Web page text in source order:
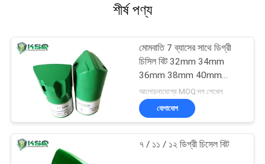
শীর্ষ পণ্য
মোমবাতি 7 ব্যাসের সাথে ডিগ্রী
চিসিল বিট 32mm 34mm
36mm 38mm 40mm
42mm
আলোচনাযোগ্য MOQ:দশ শেখেল
যোগাযোগ
৭ / ১১ / ১২ ডিগ্রী চিসেল বিট